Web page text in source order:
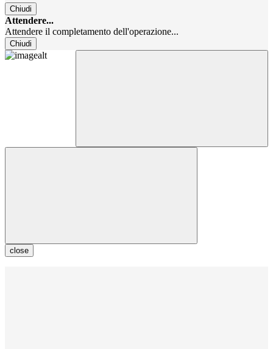
Chiudi
Attendere...
Attendere il completamento dell'operazione...
Chiudi
close